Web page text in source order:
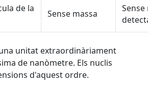
de la
Sense massa
unitat extraordinàriament
de nanòmetre. Els nuclis
d'aquest ordre.